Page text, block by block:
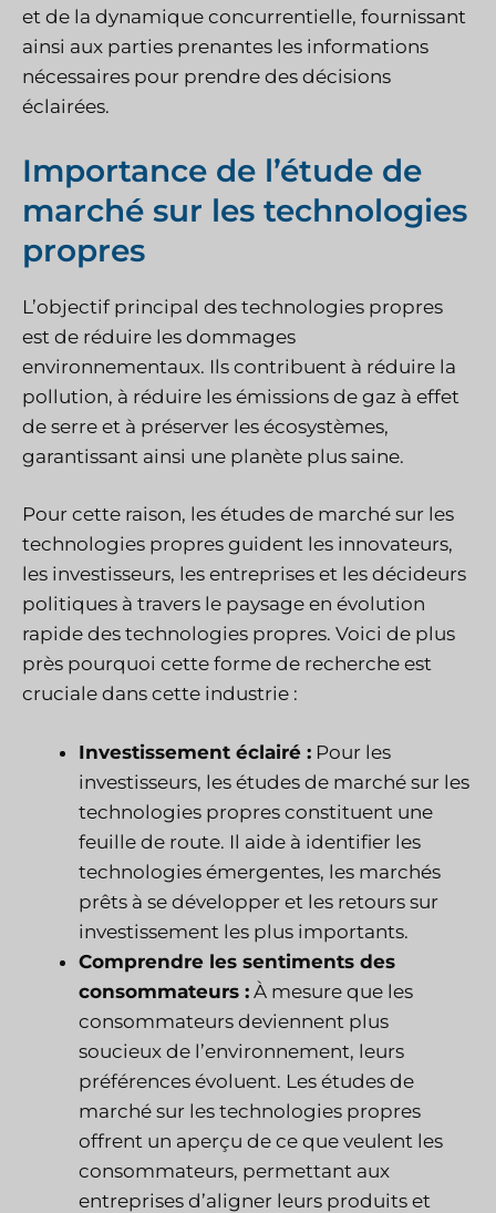
et de la dynamique concurrentielle, fournissant
ainsi aux parties prenantes les informations
nécessaires pour prendre des décisions
éclairées.
Importance de l’étude de
marché sur les technologies
propres
L’objectif principal des technologies propres
est de réduire les dommages
environnementaux. Ils contribuent à réduire la
pollution, à réduire les émissions de gaz à effet
de serre et à préserver les écosystèmes,
garantissant ainsi une planète plus saine.
Pour cette raison, les études de marché sur les
technologies propres guident les innovateurs,
les investisseurs, les entreprises et les décideurs
politiques à travers le paysage en évolution
rapide des technologies propres. Voici de plus
près pourquoi cette forme de recherche est
cruciale dans cette industrie :
Investissement éclairé : Pour les
investisseurs, les études de marché sur les
technologies propres constituent une
feuille de route. Il aide à identifier les
technologies émergentes, les marchés
prêts à se développer et les retours sur
investissement les plus importants.
Comprendre les sentiments des
consommateurs : À mesure que les
consommateurs deviennent plus
soucieux de l’environnement, leurs
préférences évoluent. Les études de
marché sur les technologies propres
offrent un aperçu de ce que veulent les
consommateurs, permettant aux
entreprises d’aligner leurs produits et